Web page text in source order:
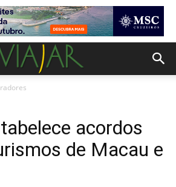
acordos
de Macau e